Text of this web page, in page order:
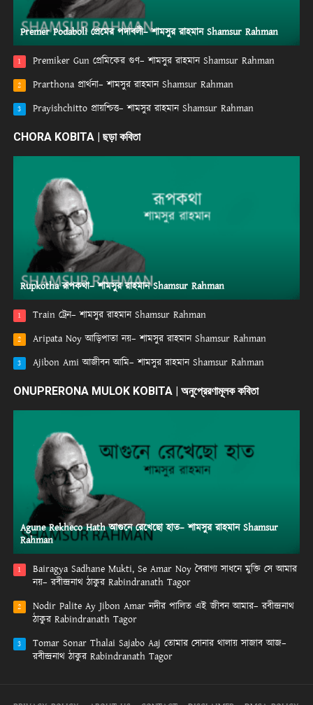
Premer Podaboli প্রেমের পদাবলী– শামসুর রাহমান Shamsur Rahman
1 Premiker Gun প্রেমিকের গুণ– শামসুর রাহমান Shamsur Rahman
2 Prarthona প্রার্থনা– শামসুর রাহমান Shamsur Rahman
3 Prayishchitto প্রায়শ্চিত্ত– শামসুর রাহমান Shamsur Rahman
CHORA KOBITA | ছড়া কবিতা
Rupkotha রূপকথা– শামসুর রাহমান Shamsur Rahman
1 Train ট্রেন– শামসুর রাহমান Shamsur Rahman
2 Aripata Noy আড়িপাতা নয়– শামসুর রাহমান Shamsur Rahman
3 Ajibon Ami আজীবন আমি– শামসুর রাহমান Shamsur Rahman
ONUPRERONA MULOK KOBITA | অনুপ্রেরণামূলক কবিতা
Agune Rekheco Hath আগুনে রেখেছো হাত– শামসুর রাহমান Shamsur
Rahman
1
Bairagya Sadhane Mukti, Se Amar Noy বৈরাগ্য সাধনে মুক্তি সে আমার
নয়– রবীন্দ্রনাথ ঠাকুর Rabindranath Tagor
2
Nodir Palite Ay Jibon Amar নদীর পালিত এই জীবন আমার– রবীন্দ্রনাথ
ঠাকুর Rabindranath Tagor
3
Tomar Sonar Thalai Sajabo Aaj তোমার সোনার থালায় সাজাব আজ–
রবীন্দ্রনাথ ঠাকুর Rabindranath Tagor